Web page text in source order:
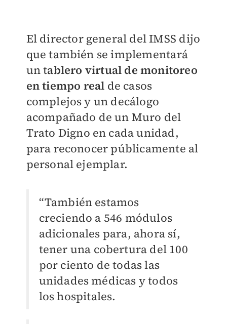
El director general del IMSS dijo
que también se implementará
un tablero virtual de monitoreo
en tiempo real de casos
complejos y un decálogo
acompañado de un Muro del
Trato Digno en cada unidad,
para reconocer públicamente al
personal ejemplar.
“También estamos
creciendo a 546 módulos
adicionales para, ahora sí,
tener una cobertura del 100
por ciento de todas las
unidades médicas y todos
los hospitales.